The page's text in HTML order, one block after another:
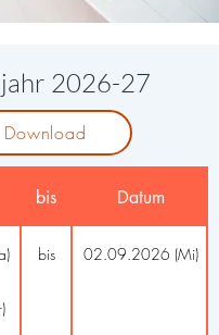
2026-27
Download
bis Datum
bis 02.09.2026 (Mi)